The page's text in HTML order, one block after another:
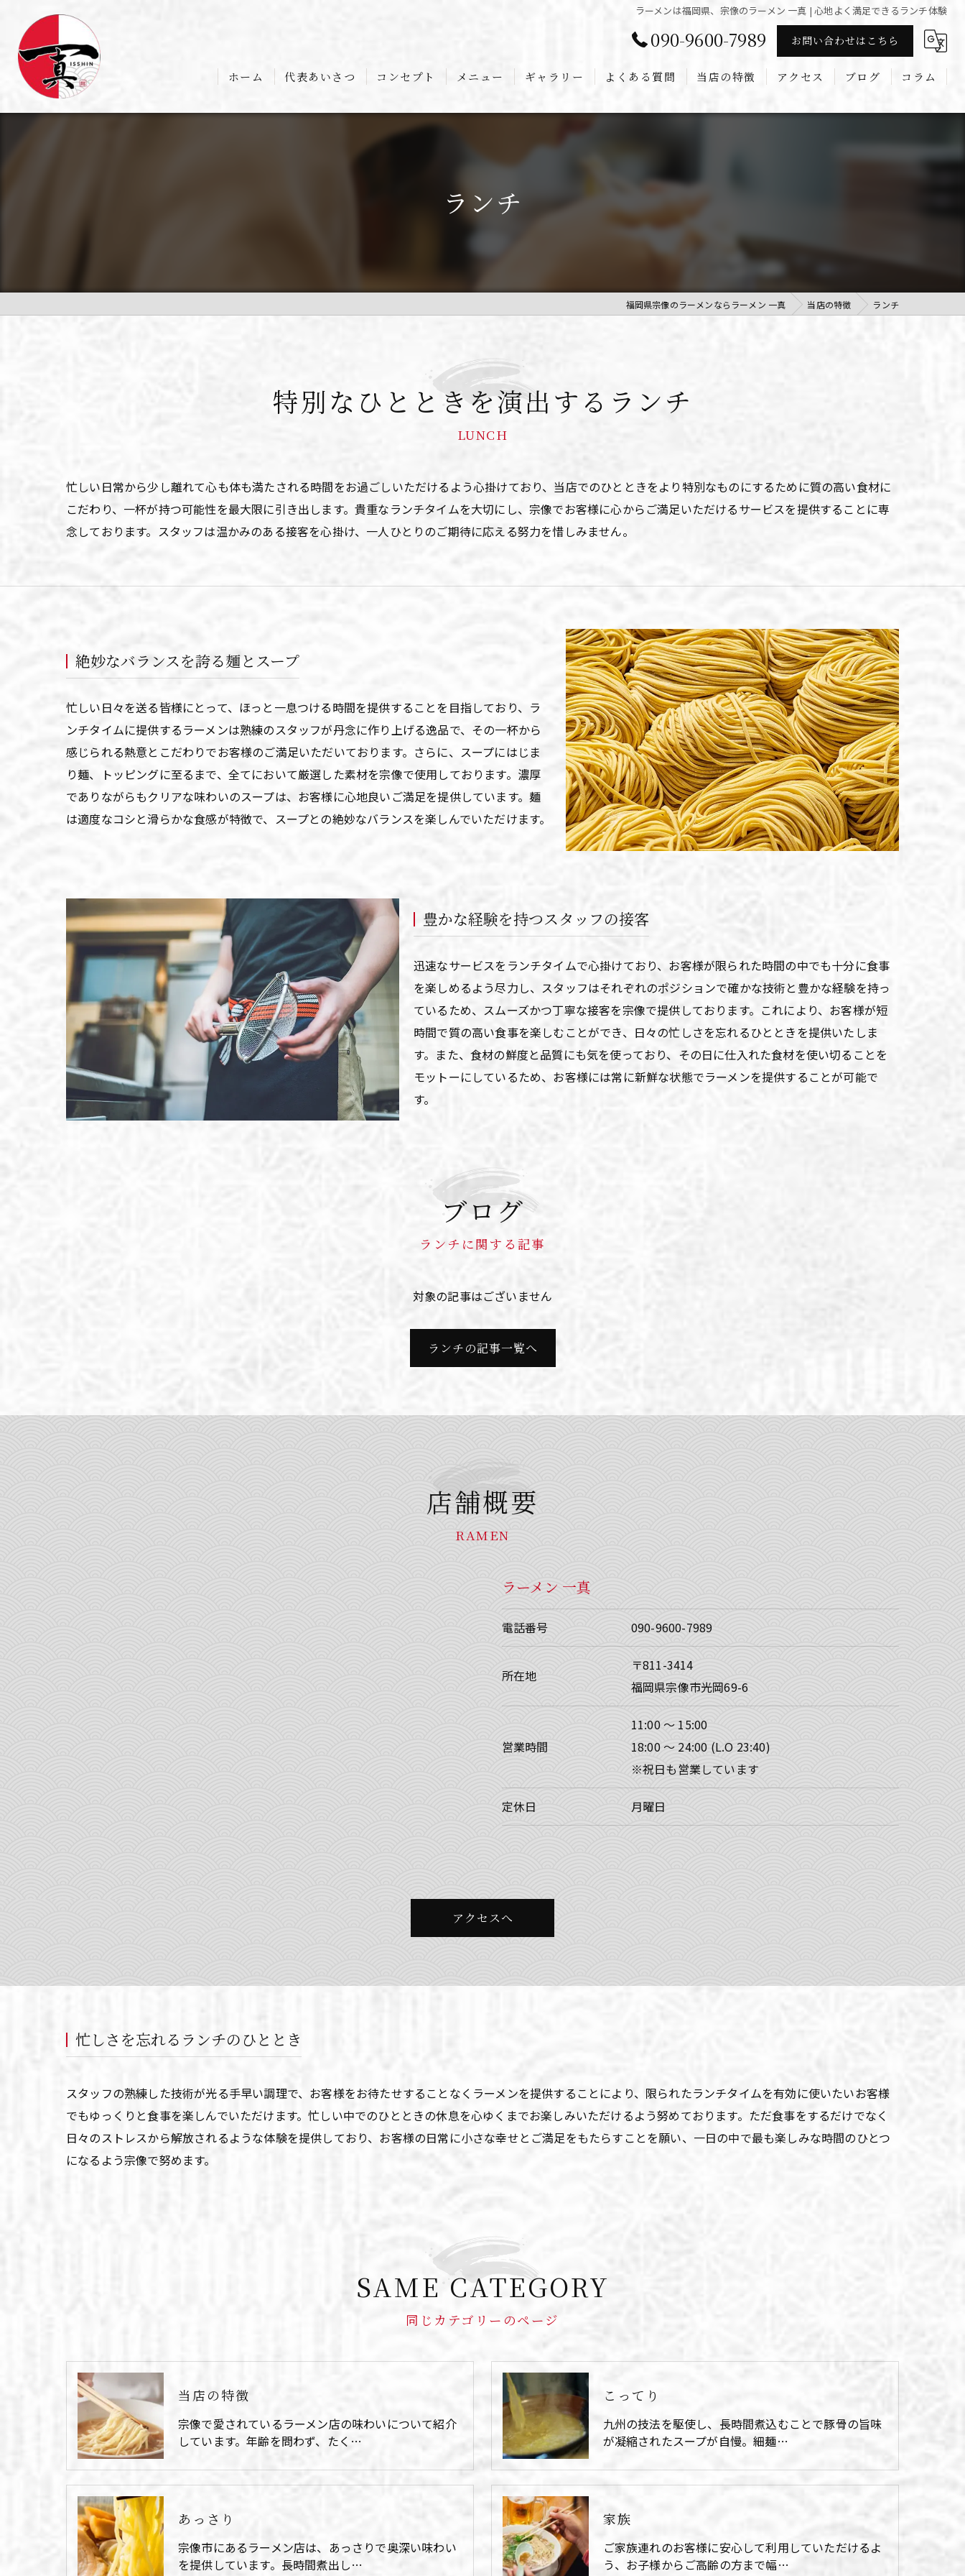
ラーメンは福岡県、宗像のラーメン 一真 | 心地よく満足できるランチ体験
090-9600-7989 お問い合わせはこちら
ホーム 代表あいさつ コンセプト メニュー ギャラリー よくある質問 当店の特徴 アクセス ブログ コラム
ランチ
福岡県宗像のラーメンならラーメン 一真 当店の特徴 ランチ
特別なひとときを演出するランチ
LUNCH
忙しい日常から少し離れて心も体も満たされる時間をお過ごしいただけるよう心掛けており、当店でのひとときをより特別なものにするために質の高い食材に
こだわり、一杯が持つ可能性を最大限に引き出します。貴重なランチタイムを大切にし、宗像でお客様に心からご満足いただけるサービスを提供することに専
念しております。スタッフは温かみのある接客を心掛け、一人ひとりのご期待に応える努力を惜しみません。
絶妙なバランスを誇る麺とスープ
忙しい日々を送る皆様にとって、ほっと一息つける時間を提供することを目指しており、ラ
ンチタイムに提供するラーメンは熟練のスタッフが丹念に作り上げる逸品で、その一杯から
感じられる熱意とこだわりでお客様のご満足いただいております。さらに、スープにはじま
り麺、トッピングに至るまで、全てにおいて厳選した素材を宗像で使用しております。濃厚
でありながらもクリアな味わいのスープは、お客様に心地良いご満足を提供しています。麺
は適度なコシと滑らかな食感が特徴で、スープとの絶妙なバランスを楽しんでいただけます。
豊かな経験を持つスタッフの接客
迅速なサービスをランチタイムで心掛けており、お客様が限られた時間の中でも十分に食事
を楽しめるよう尽力し、スタッフはそれぞれのポジションで確かな技術と豊かな経験を持っ
ているため、スムーズかつ丁寧な接客を宗像で提供しております。これにより、お客様が短
時間で質の高い食事を楽しむことができ、日々の忙しさを忘れるひとときを提供いたしま
す。また、食材の鮮度と品質にも気を使っており、その日に仕入れた食材を使い切ることを
モットーにしているため、お客様には常に新鮮な状態でラーメンを提供することが可能で
す。
ブログ
ランチに関する記事
対象の記事はございません
ランチの記事一覧へ
店舗概要
RAMEN
ラーメン 一真
電話番号 090-9600-7989
所在地
〒811-3414
福岡県宗像市光岡69-6
営業時間
11:00 ～ 15:00
18:00 ～ 24:00 (L.O 23:40)
※祝日も営業しています
定休日 月曜日
アクセスへ
忙しさを忘れるランチのひととき
スタッフの熟練した技術が光る手早い調理で、お客様をお待たせすることなくラーメンを提供することにより、限られたランチタイムを有効に使いたいお客様
でもゆっくりと食事を楽しんでいただけます。忙しい中でのひとときの休息を心ゆくまでお楽しみいただけるよう努めております。ただ食事をするだけでなく
日々のストレスから解放されるような体験を提供しており、お客様の日常に小さな幸せとご満足をもたらすことを願い、一日の中で最も楽しみな時間のひとつ
になるよう宗像で努めます。
同じカテゴリーのページ
SAME CATEGORY
当店の特徴
宗像で愛されているラーメン店の味わいについて紹介
しています。年齢を問わず、たく…
こってり
九州の技法を駆使し、長時間煮込むことで豚骨の旨味
が凝縮されたスープが自慢。細麺…
あっさり
宗像市にあるラーメン店は、あっさりで奥深い味わい
を提供しています。長時間煮出し…
家族
ご家族連れのお客様に安心して利用していただけるよ
う、お子様からご高齢の方まで幅…